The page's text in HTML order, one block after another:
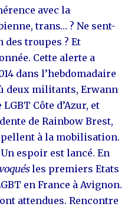
avec la
trans… ? Ne sent-
des troupes ? Et
Cette alerte a
dans l’hebdomadaire
deux militants, Erwann
Côte d’Azur, et
de Rainbow Brest,
à la mobilisation.
espoir est lancé. En
les premiers Etats
en France à Avignon.
attendues. Rencontre